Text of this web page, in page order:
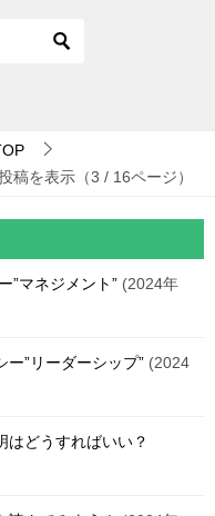
稿を表示（3 / 16ページ）
”マネジメント”
2024年
”リーダーシップ”
2024
はどうすればいい？